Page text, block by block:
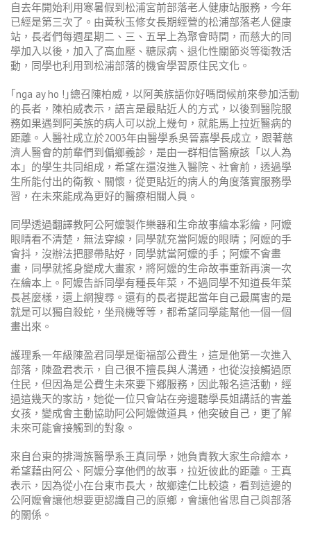
自去年開始利用寒暑假到松浦宮前部落老人健康站服務，今年
已經是第三次了。由黃秋玉修女長期經營的松浦部落老人健康
站，長者們每週星期二、三、五早上為聚會時間，而慈大的同
學加入以後，加入了高血壓、糖尿病、退化性關節炎等衛教活
動，同學也利用到松浦部落的機會學習原住民文化。
｢nga ay ho !｣總召陳柏威，以阿美族語你好嗎問候前來參加活動
的長者，陳柏威表示，語言是最貼近人的方式，以後到醫院服
務如果遇到阿美族的病人可以說上幾句，就能馬上拉近醫病的
距離。人醫社成立於2003年由醫學系吳晉嘉學長成立，跟著慈
濟人醫會的前輩們到偏鄉義診，是由一群相信醫療該「以人為
本」的學生共同組成，希望在還沒進入醫院、社會前，透過學
生所能付出的衛教、關懷，從更貼近的病人的角度落實服務學
習，在未來能成為更好的醫療相關人員。
同學透過翻譯教阿公阿嬤製作樂器和生命故事繪本彩繪，阿嬤
眼睛看不清楚，無法穿線，同學就充當阿嬤的眼睛；阿嬤的手
會抖，沒辦法把膠帶貼好，同學就當阿嬤的手；阿嬤不會畫
畫，同學就搖身變成大畫家，將阿嬤的生命故事重新再演一次
在繪本上。阿嬤告訴同學有種長年菜，不過同學不知道長年菜
長甚麼樣，還上網搜尋。還有的長者提起當年自己最厲害的是
就是可以獨自殺蛇，坐飛機等等，都希望同學能幫他一個一個
畫出來。
護理系一年級陳盈君同學是衛福部公費生，這是他第一次進入
部落，陳盈君表示，自己很不擅長與人溝通，也從沒接觸過原
住民，但因為是公費生未來要下鄉服務，因此報名這活動，經
過這幾天的家訪，她從一位只會站在旁邊聽學長姐講話的害羞
女孩，變成會主動協助阿公阿嬤做道具，他突破自己，更了解
未來可能會接觸到的對象。
來自台東的排灣族醫學系王真同學，她負責教大家生命繪本，
希望藉由阿公、阿嬤分享他們的故事，拉近彼此的距離。王真
表示，因為從小在台東市長大，故鄉達仁比較遠，看到這邊的
公阿嬤會讓他想要更認識自己的原鄉，會讓他省思自己與部落
的關係。